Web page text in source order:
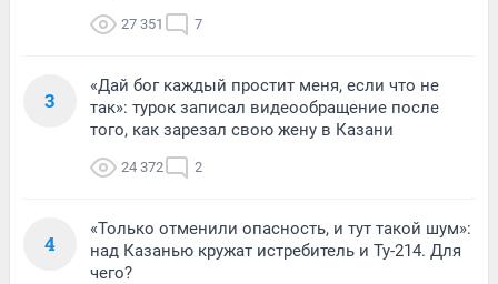
27 351 7
3
«Дай бог каждый простит меня, если что не
так»: турок записал видеообращение после
того, как зарезал свою жену в Казани
24 372 2
4
«Только отменили опасность, и тут такой шум»:
над Казанью кружат истребитель и Ту-214. Для
чего?